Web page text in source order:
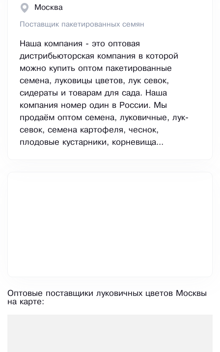
Москва
Поставщик пакетированных семян
Наша компания - это оптовая
дистрибьюторская компания в которой
можно купить оптом пакетированные
семена, луковицы цветов, лук севок,
сидераты и товарам для сада. Наша
компания номер один в России. Мы
продаём оптом семена, луковичные, лук-
севок, семена картофеля, чеснок,
плодовые кустарники, корневища...
Оптовые поставщики луковичных цветов Москвы
на карте: